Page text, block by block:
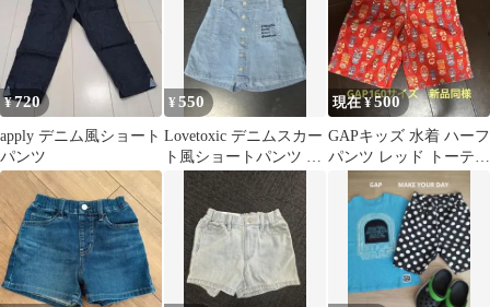
¥720
apply デニム風ショート
パンツ
¥550
Lovetoxic デニムスカー
ト風ショートパンツ M
サイズ(150)
現在 ¥500
GAPキッズ 水着 ハーフ
パンツ レッド トーテム
ポール柄